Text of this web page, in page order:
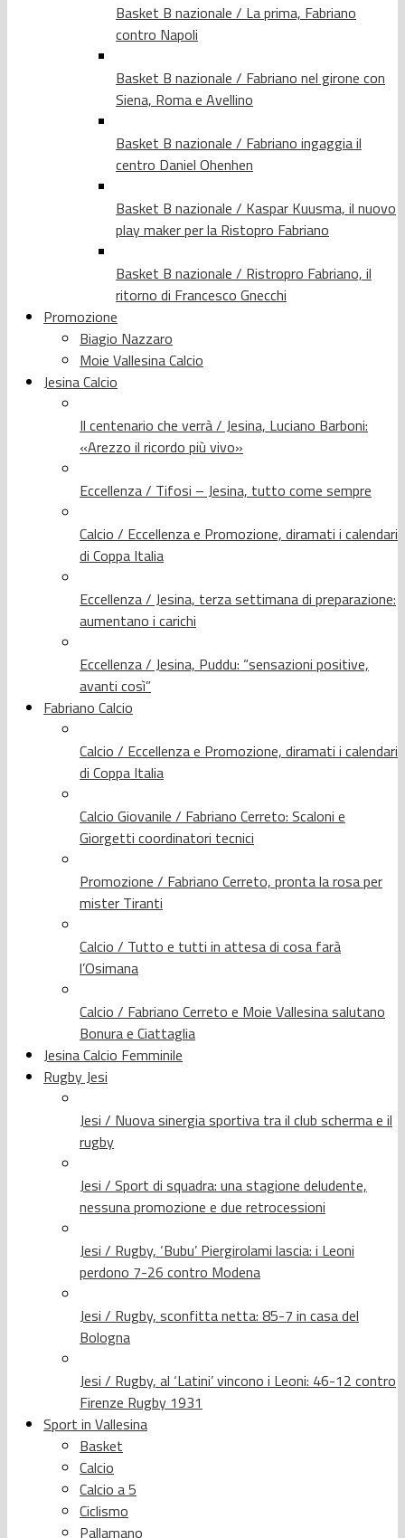
Basket B nazionale / La prima, Fabriano
contro Napoli
Basket B nazionale / Fabriano nel girone con
Siena, Roma e Avellino
Basket B nazionale / Fabriano ingaggia il
centro Daniel Ohenhen
Basket B nazionale / Kaspar Kuusma, il nuovo
play maker per la Ristopro Fabriano
Basket B nazionale / Ristropro Fabriano, il
ritorno di Francesco Gnecchi
Promozione
Biagio Nazzaro
Moie Vallesina Calcio
Jesina Calcio
Il centenario che verrà / Jesina, Luciano Barboni:
«Arezzo il ricordo più vivo»
Eccellenza / Tifosi – Jesina, tutto come sempre
Calcio / Eccellenza e Promozione, diramati i calendari
di Coppa Italia
Eccellenza / Jesina, terza settimana di preparazione:
aumentano i carichi
Eccellenza / Jesina, Puddu: “sensazioni positive,
avanti così”
Fabriano Calcio
Calcio / Eccellenza e Promozione, diramati i calendari
di Coppa Italia
Calcio Giovanile / Fabriano Cerreto: Scaloni e
Giorgetti coordinatori tecnici
Promozione / Fabriano Cerreto, pronta la rosa per
mister Tiranti
Calcio / Tutto e tutti in attesa di cosa farà
l’Osimana
Calcio / Fabriano Cerreto e Moie Vallesina salutano
Bonura e Ciattaglia
Jesina Calcio Femminile
Rugby Jesi
Jesi / Nuova sinergia sportiva tra il club scherma e il
rugby
Jesi / Sport di squadra: una stagione deludente,
nessuna promozione e due retrocessioni
Jesi / Rugby, ‘Bubu’ Piergirolami lascia: i Leoni
perdono 7-26 contro Modena
Jesi / Rugby, sconfitta netta: 85-7 in casa del
Bologna
Jesi / Rugby, al ‘Latini’ vincono i Leoni: 46-12 contro
Firenze Rugby 1931
Sport in Vallesina
Basket
Calcio
Calcio a 5
Ciclismo
Pallamano